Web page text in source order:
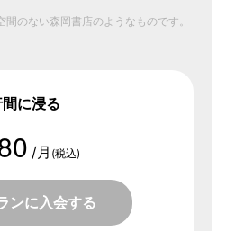
間のない森岡書店のようなものです。
に浸る
/月 (税込)
ンに入会する